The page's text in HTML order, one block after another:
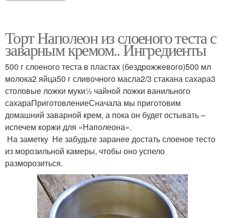
Торт Наполеон из слоеного теста с
заварным кремом.. Ингредиенты
500 г слоеного теста в пластах (бездрожжевого)500 мл
молока2 яйца50 г сливочного масла2/3 стакана сахара3
столовые ложки муки½ чайной ложки ванильного
сахараПриготовлениеСначала мы приготовим
домашний заварной крем, а пока он будет остывать –
испечем коржи для «Наполеона».
На заметку Не забудьте заранее достать слоеное тесто
из морозильной камеры, чтобы оно успело
разморозиться.